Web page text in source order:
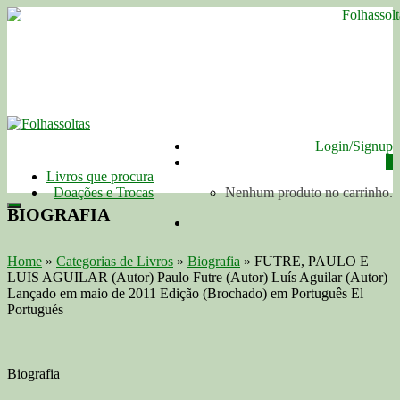
Livros que procura
Doações e Trocas
Login/Signup
Nenhum produto no carrinho.
BIOGRAFIA
Home » Categorias de Livros » Biografia » FUTRE, PAULO E
LUIS AGUILAR (Autor) Paulo Futre (Autor) Luís Aguilar (Autor)
Lançado em maio de 2011 Edição (Brochado) em Português El
Portugués
Biografia